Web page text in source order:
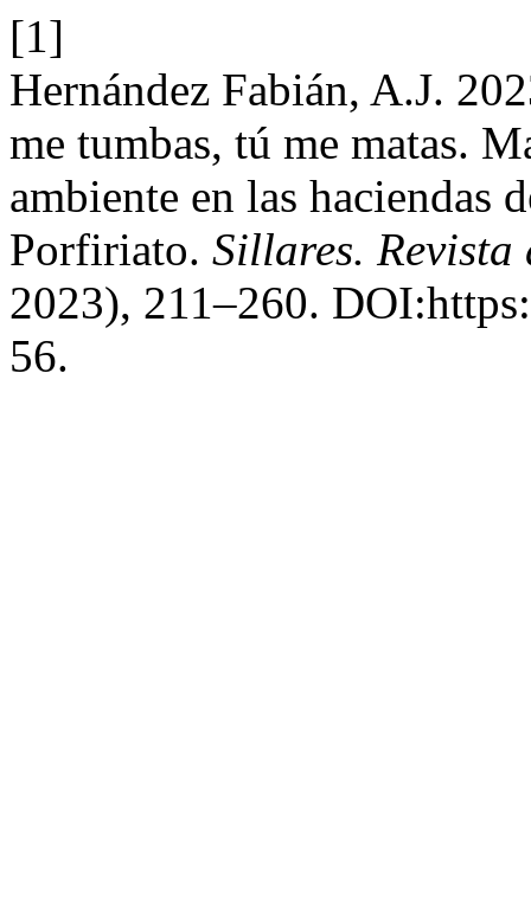
[1]
Hernández Fabián, A.J.
me tumbas, tú me matas.
ambiente en las haciendas
Porfiriato. Sillares.
2023), 211–260.
56.